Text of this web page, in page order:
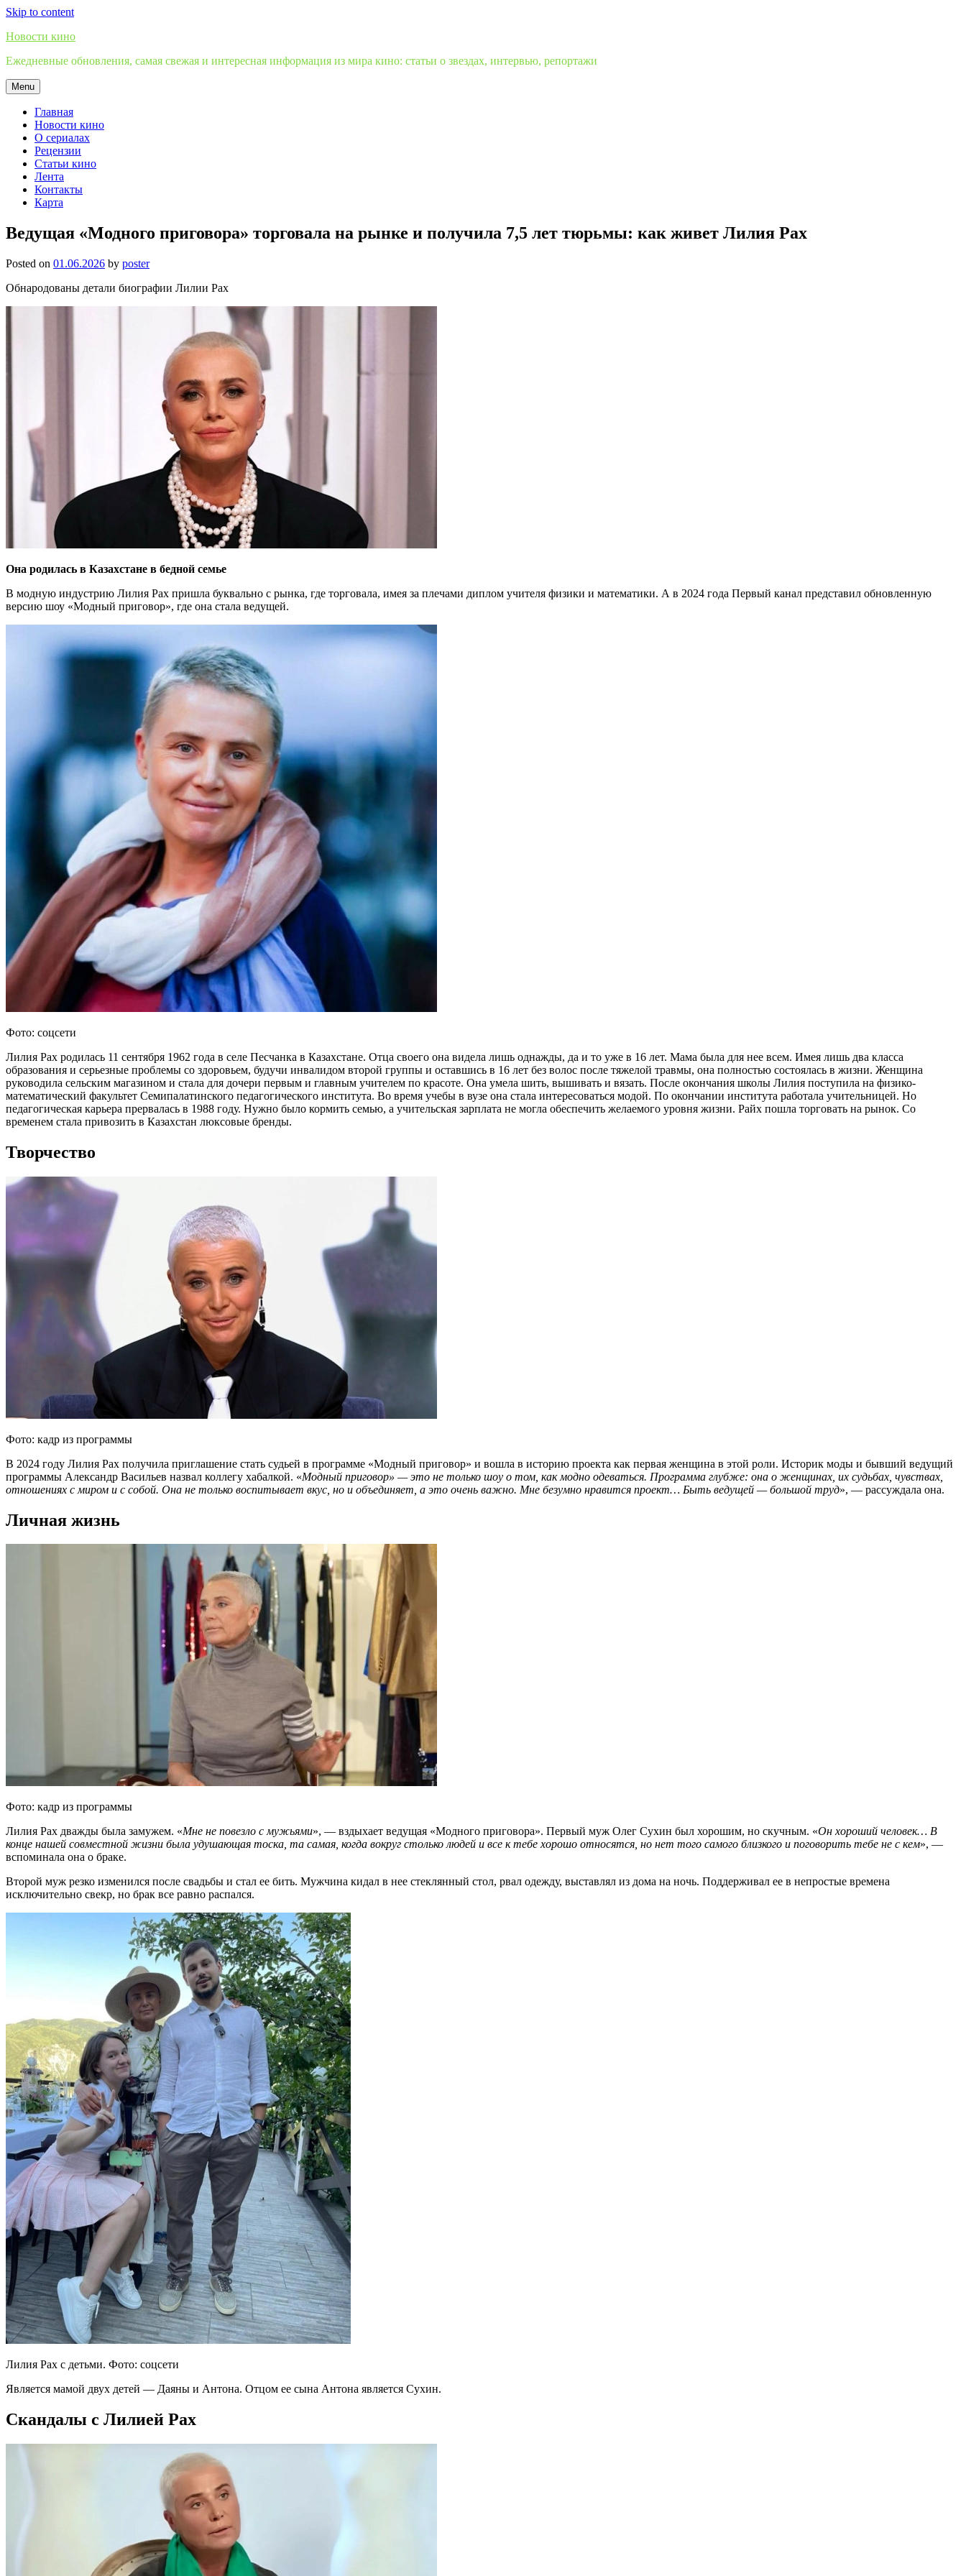
Skip to content
Новости кино
Ежедневные обновления, самая свежая и интересная информация из мира кино: статьи о звездах, интервью, репортажи
Menu
Главная
Новости кино
О сериалах
Рецензии
Статьи кино
Лента
Контакты
Карта
Ведущая «Модного приговора» торговала на рынке и получила 7,5 лет тюрьмы: как живет Лилия Рах
Posted on 01.06.2026 by poster
Обнародованы детали биографии Лилии Рах
Она родилась в Казахстане в бедной семье
В модную индустрию Лилия Рах пришла буквально с рынка, где торговала, имея за плечами диплом учителя физики и математики. А в 2024 года Первый канал представил обновленную
версию шоу «Модный приговор», где она стала ведущей.
Фото: соцсети
Лилия Рах родилась 11 сентября 1962 года в селе Песчанка в Казахстане. Отца своего она видела лишь однажды, да и то уже в 16 лет. Мама была для нее всем. Имея лишь два класса
образования и серьезные проблемы со здоровьем, будучи инвалидом второй группы и оставшись в 16 лет без волос после тяжелой травмы, она полностью состоялась в жизни. Женщина
руководила сельским магазином и стала для дочери первым и главным учителем по красоте. Она умела шить, вышивать и вязать. После окончания школы Лилия поступила на физико-
математический факультет Семипалатинского педагогического института. Во время учебы в вузе она стала интересоваться модой. По окончании института работала учительницей. Но
педагогическая карьера прервалась в 1988 году. Нужно было кормить семью, а учительская зарплата не могла обеспечить желаемого уровня жизни. Райх пошла торговать на рынок. Со
временем стала привозить в Казахстан люксовые бренды.
Творчество
Фото: кадр из программы
В 2024 году Лилия Рах получила приглашение стать судьей в программе «Модный приговор» и вошла в историю проекта как первая женщина в этой роли. Историк моды и бывший ведущий
программы Александр Васильев назвал коллегу хабалкой. «Модный приговор» — это не только шоу о том, как модно одеваться. Программа глубже: она о женщинах, их судьбах, чувствах,
отношениях с миром и с собой. Она не только воспитывает вкус, но и объединяет, а это очень важно. Мне безумно нравится проект… Быть ведущей — большой труд», — рассуждала она.
Личная жизнь
Фото: кадр из программы
Лилия Рах дважды была замужем. «Мне не повезло с мужьями», — вздыхает ведущая «Модного приговора». Первый муж Олег Сухин был хорошим, но скучным. «Он хороший человек… В
конце нашей совместной жизни была удушающая тоска, та самая, когда вокруг столько людей и все к тебе хорошо относятся, но нет того самого близкого и поговорить тебе не с кем», —
вспоминала она о браке.
Второй муж резко изменился после свадьбы и стал ее бить. Мужчина кидал в нее стеклянный стол, рвал одежду, выставлял из дома на ночь. Поддерживал ее в непростые времена
исключительно свекр, но брак все равно распался.
Лилия Рах с детьми. Фото: соцсети
Является мамой двух детей — Даяны и Антона. Отцом ее сына Антона является Сухин.
Скандалы с Лилией Рах